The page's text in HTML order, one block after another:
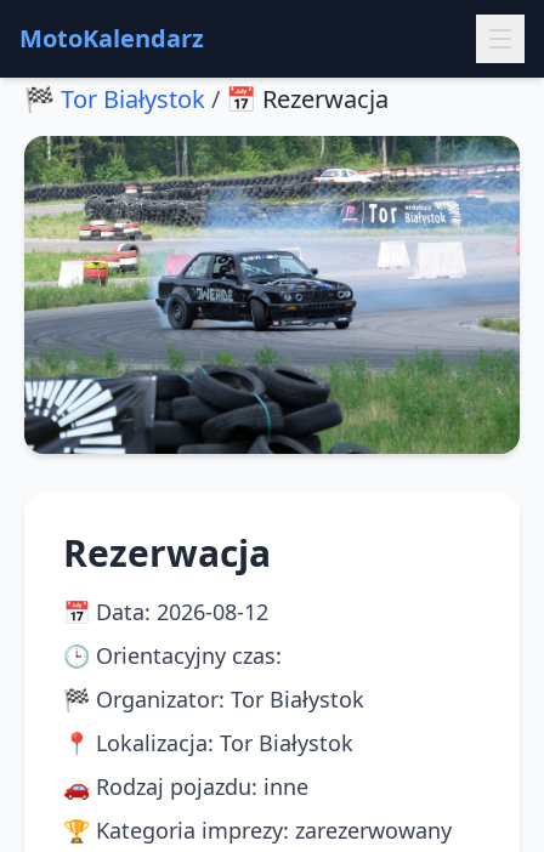
MotoKalendarz
🏁 Tor Białystok/ 📅 Rezerwacja
Rezerwacja
📅 Data: 2026-08-12
🕒 Orientacyjny czas:
🏁 Organizator: Tor Białystok
📍 Lokalizacja: Tor Białystok
🚗 Rodzaj pojazdu: inne
🏆 Kategoria imprezy: zarezerwowany